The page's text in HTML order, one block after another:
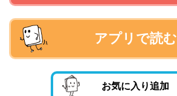
アプリで読む
お気に入り追加